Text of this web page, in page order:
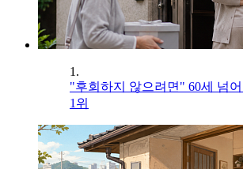
1.
"후회하지 않으려면" 60세 넘
1위